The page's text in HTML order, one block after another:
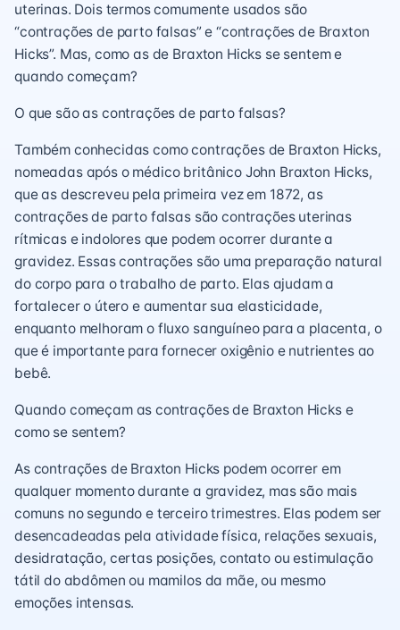
uterinas. Dois termos comumente usados são
“contrações de parto falsas” e “contrações de Braxton
Hicks”. Mas, como as de Braxton Hicks se sentem e
quando começam?
O que são as contrações de parto falsas?
Também conhecidas como contrações de Braxton Hicks,
nomeadas após o médico britânico John Braxton Hicks,
que as descreveu pela primeira vez em 1872, as
contrações de parto falsas são contrações uterinas
rítmicas e indolores que podem ocorrer durante a
gravidez. Essas contrações são uma preparação natural
do corpo para o trabalho de parto. Elas ajudam a
fortalecer o útero e aumentar sua elasticidade,
enquanto melhoram o fluxo sanguíneo para a placenta, o
que é importante para fornecer oxigênio e nutrientes ao
bebê.
Quando começam as contrações de Braxton Hicks e
como se sentem?
As contrações de Braxton Hicks podem ocorrer em
qualquer momento durante a gravidez, mas são mais
comuns no segundo e terceiro trimestres. Elas podem ser
desencadeadas pela atividade física, relações sexuais,
desidratação, certas posições, contato ou estimulação
tátil do abdômen ou mamilos da mãe, ou mesmo
emoções intensas.